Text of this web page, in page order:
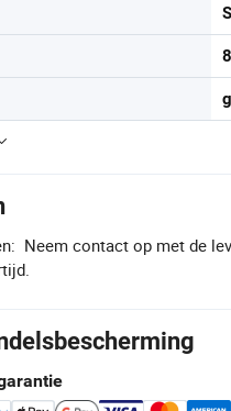
Neem contact op met de